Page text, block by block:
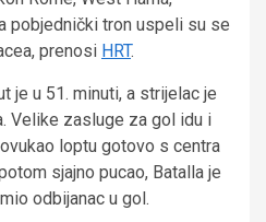
pobjednički tron uspeli su se
prenosi HRT.
je u 51. minuti, a strijelac je
Velike zasluge za gol idu i
loptu gotovo s centra
sjajno pucao, Batalla je
odbijanac u gol.